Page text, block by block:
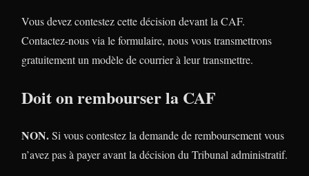
Vous devez contestez cette décision devant la CAF.
Contactez-nous via le formulaire, nous vous transmettrons
gratuitement un modèle de courrier à leur transmettre.
Doit on rembourser la CAF
NON.Si vous contestez la demande de remboursement vous
n’avez pas à payer avant la décision du Tribunal administratif.